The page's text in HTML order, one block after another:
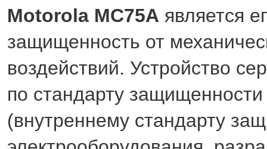
Motorola MC75A является
защищенность от
воздействий. Устройство
по стандарту
(внутреннему стандарту